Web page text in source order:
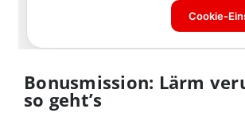
Bonusmission: Lärm
so geht’s